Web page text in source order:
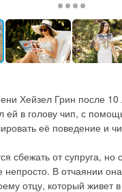
Хейзел Грин после 10
ей в голову чип, с
её поведение и
сбежать от супруга, но
непросто. В отчаянии
отцу, который живет